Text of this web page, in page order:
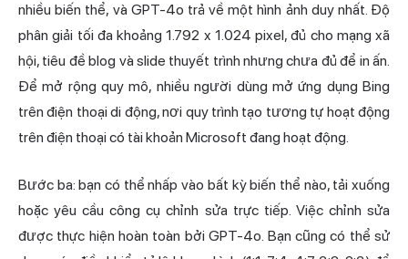
nhiều biến thể, và GPT-4o trả về một hình ảnh duy nhất. Độ
phân giải tối đa khoảng 1.792 x 1.024 pixel, đủ cho mạng xã
hội, tiêu đề blog và slide thuyết trình nhưng chưa đủ để in ấn.
Để mở rộng quy mô, nhiều người dùng mở ứng dụng Bing
trên điện thoại di động, nơi quy trình tạo tương tự hoạt động
trên điện thoại có tài khoản Microsoft đang hoạt động.
Bước ba: bạn có thể nhấp vào bất kỳ biến thể nào, tải xuống
hoặc yêu cầu công cụ chỉnh sửa trực tiếp. Việc chỉnh sửa
được thực hiện hoàn toàn bởi GPT-4o. Bạn cũng có thể sử